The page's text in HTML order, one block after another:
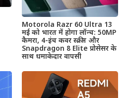
Motorola Razr 60 Ultra 13
मई को भारत में होगा लॉन्च: 50MP
कैमरा, 4-इंच कवर स्क्रीन और
Snapdragon 8 Elite प्रोसेसर के
साथ धमाकेदार वापसी